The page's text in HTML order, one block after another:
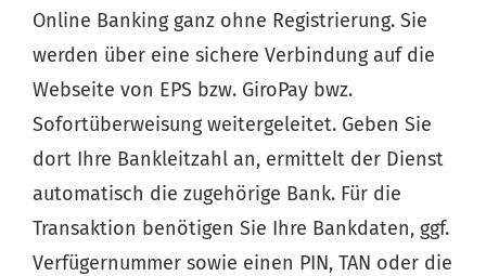
Online Banking ganz ohne Registrierung. Sie
werden über eine sichere Verbindung auf die
Webseite von EPS bzw. GiroPay bwz.
Sofortüberweisung weitergeleitet. Geben Sie
dort Ihre Bankleitzahl an, ermittelt der Dienst
automatisch die zugehörige Bank. Für die
Transaktion benötigen Sie Ihre Bankdaten, ggf.
Verfügernummer sowie einen PIN, TAN oder die